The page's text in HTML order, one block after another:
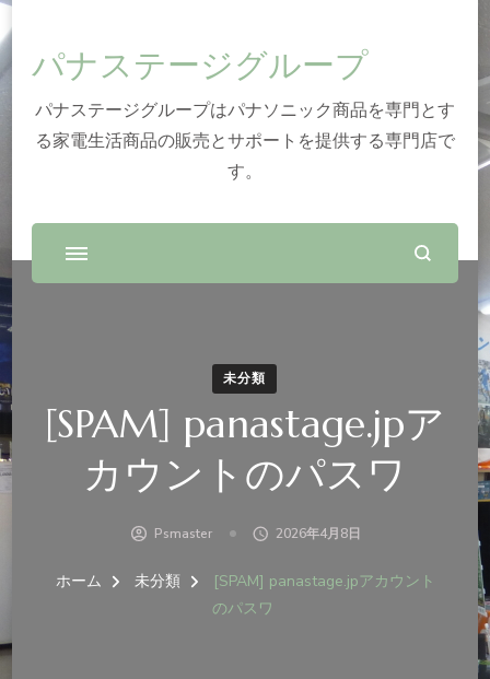
パナステージグループ
パナステージグループはパナソニック商品を専門とす
る家電生活商品の販売とサポートを提供する専門店で
す。
未分類
[SPAM] panastage.jpア
カウントのパスワ
Psmaster 2026年4月8日
ホーム 未分類
[SPAM] panastage.jpアカウント
のパスワ